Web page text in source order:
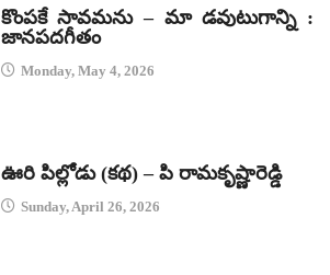
కొంపకే సావమను – మా డవుటుగాన్ని :
జానపదగీతం
Monday, May 4, 2026
ఊరి పిల్లోడు (కథ) – పి రామకృష్ణారెడ్డి
Sunday, April 26, 2026